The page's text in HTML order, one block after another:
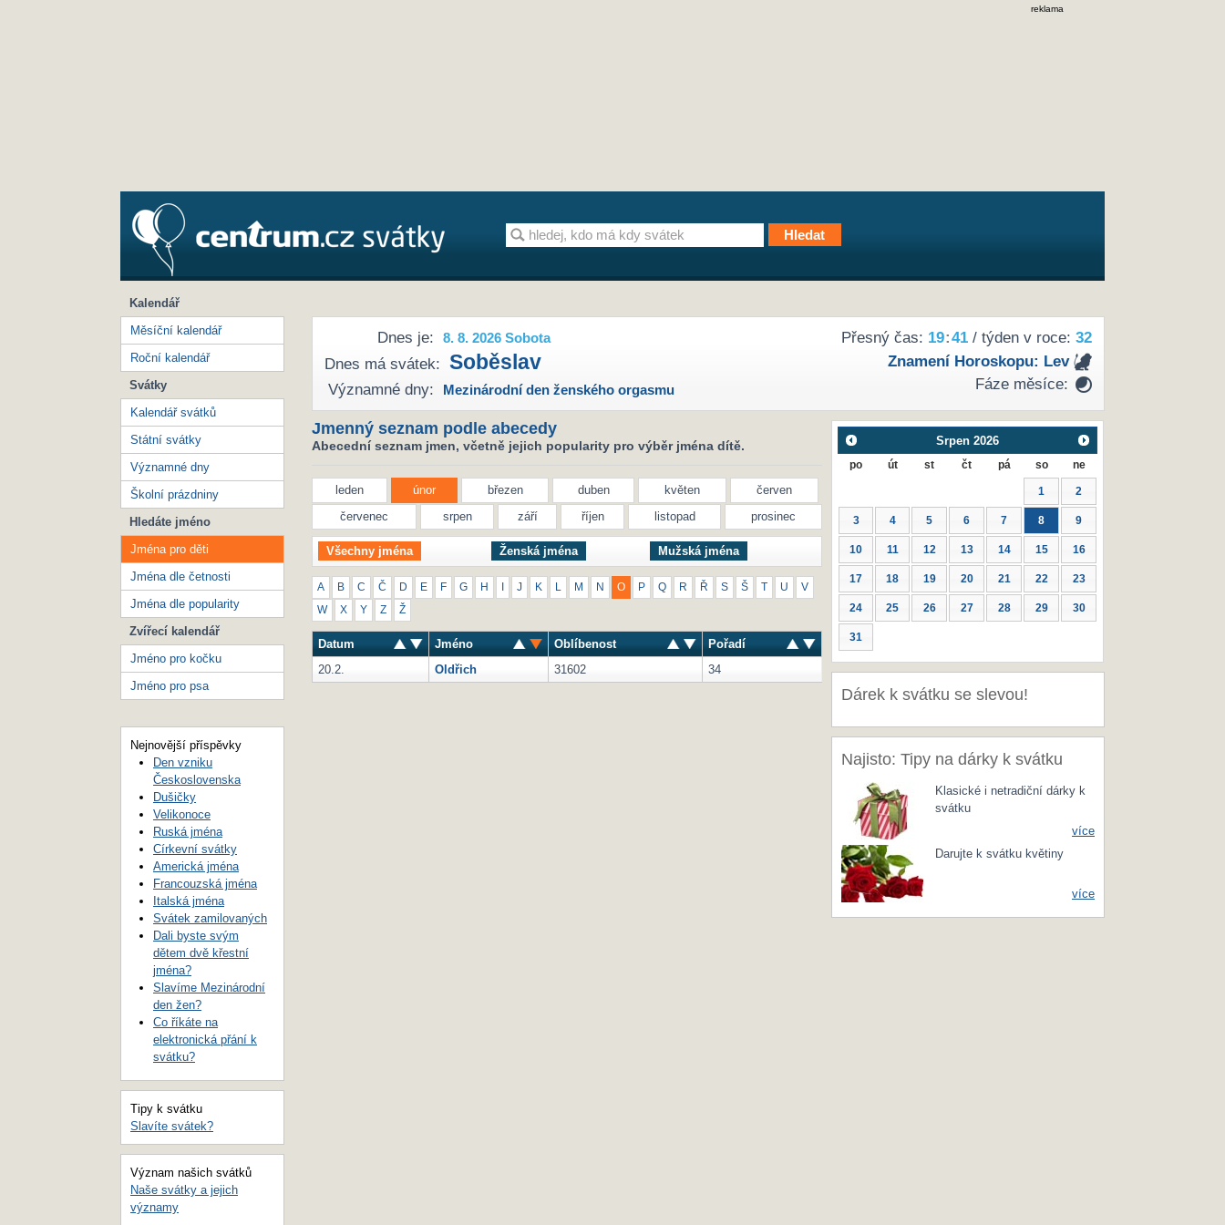
reklama
Přesný čas: 19:41/ týden v roce: 32
Znamení Horoskopu: Lev
Fáze měsíce:
Dnes je: 8. 8. 2026 Sobota
Dnes má svátek: Soběslav
Významné dny: Mezinárodní den ženského orgasmu
Jmenný seznam podle abecedy
Abecední seznam jmen, včetně jejich popularity pro výběr jména dítě.
leden únor březen duben květen
červen
červenec
srpen září říjen listopad prosinec
Všechny jména Ženská jména Mužská jména
A B C Č D E F G H J K M N O P Q R Ř S Š T U V
W X Y Z Ž
Datum Jméno Oblíbenost
Pořadí
20.2.
Oldřich 31602 34
Srpen 2026
po út st čt pá so ne
1 2
3 4 5 6 7 8 9
10 11 12 13 14 15 16
17 18 19 20 21 22 23
24 25 26 27 28 29 30
31
Dárek k svátku se slevou!
Najisto: Tipy na dárky k svátku
Klasické i netradiční dárky k
svátku
více
Darujte k svátku květiny
více
Kalendář
Měsíční kalendář
Roční kalendář
Svátky
Kalendář svátků
Státní svátky
Významné dny
Školní prázdniny
Hledáte jméno
Jména pro děti
Jména dle četnosti
Jména dle popularity
Zvířecí kalendář
Jméno pro kočku
Jméno pro psa
Nejnovější příspěvky
Den vzniku
Československa
Dušičky
Velikonoce
Ruská jména
Církevní svátky
Americká jména
Francouzská jména
Italská jména
Svátek zamilovaných
Dali byste svým
dětem dvě křestní
jména?
Slavíme Mezinárodní
den žen?
Co říkáte na
elektronická přání k
svátku?
Tipy k svátku
Slavíte svátek?
Význam našich svátků
Naše svátky a jejich
významy